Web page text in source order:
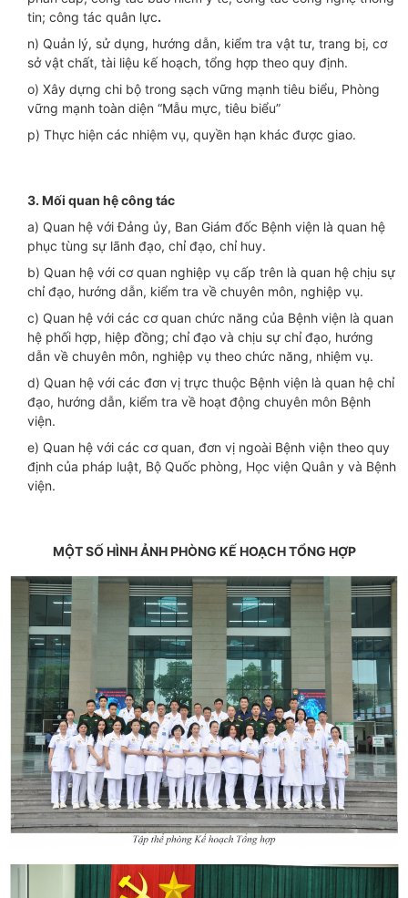
tin; công tác quân lực.
n) Quản lý, sử dụng, hướng dẫn, kiểm tra vật tư, trang bị, cơ
sở vật chất, tài liệu kế hoạch, tổng hợp theo quy định.
o) Xây dựng chi bộ trong sạch vững mạnh tiêu biểu, Phòng
vững mạnh toàn diện “Mẫu mực, tiêu biểu”
p) Thực hiện các nhiệm vụ, quyền hạn khác được giao.
3. Mối quan hệ công tác
a) Quan hệ với Đảng ủy, Ban Giám đốc Bệnh viện là quan hệ
phục tùng sự lãnh đạo, chỉ đạo, chỉ huy.
b) Quan hệ với cơ quan nghiệp vụ cấp trên là quan hệ chịu sự
chỉ đạo, hướng dẫn, kiểm tra về chuyên môn, nghiệp vụ.
c) Quan hệ với các cơ quan chức năng của Bệnh viện là quan
hệ phối hợp, hiệp đồng; chỉ đạo và chịu sự chỉ đạo, hướng
dẫn về chuyên môn, nghiệp vụ theo chức năng, nhiệm vụ.
d) Quan hệ với các đơn vị trực thuộc Bệnh viện là quan hệ chỉ
đạo, hướng dẫn, kiểm tra về hoạt động chuyên môn Bệnh
viện.
e) Quan hệ với các cơ quan, đơn vị ngoài Bệnh viện theo quy
định của pháp luật, Bộ Quốc phòng, Học viện Quân y và Bệnh
viện.
MỘT SỐ HÌNH ẢNH PHÒNG KẾ HOẠCH TỔNG HỢP